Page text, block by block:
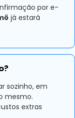
por e-
já estará
sozinho, em
mesmo.
extras